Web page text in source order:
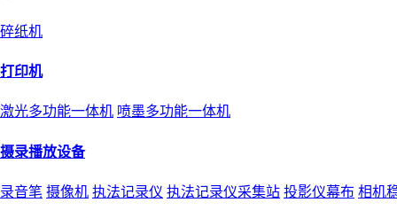
碎纸机
打印机
激光多功能一体机 喷墨多功能一体机
摄录播放设备
录音笔 摄像机 执法记录仪 执法记录仪采集站 投影仪幕布 相机